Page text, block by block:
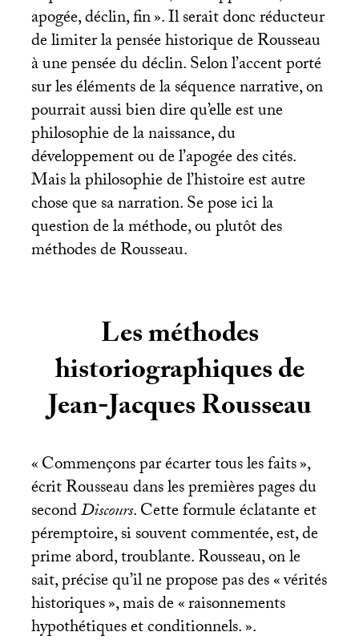
apogée, déclin, fin». Il serait donc réducteur
de limiter la pensée historique de Rousseau
à une pensée du déclin. Selon l’accent porté
sur les éléments de la séquence narrative, on
pourrait aussi bien dire qu’elle est une
philosophie de la naissance, du
développement ou de l’apogée des cités.
Mais la philosophie de l’histoire est autre
chose que sa narration. Se pose ici la
question de la méthode, ou plutôt des
méthodes de Rousseau.
Les méthodes
historiographiques de
Jean-Jacques Rousseau
«Commençons par écarter tous les faits»,
écrit Rousseau dans les premières pages du
secondDiscours. Cette formule éclatante et
péremptoire, si souvent commentée, est, de
prime abord, troublante. Rousseau, on le
sait, précise qu’il ne propose pas des «vérités
historiques», mais de «raisonnements
hypothétiques et conditionnels.».